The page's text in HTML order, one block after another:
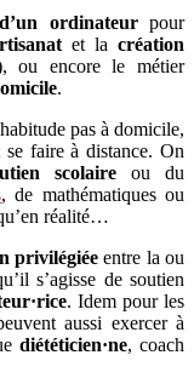
ordinateurpour
et lacréation
ou encore le métier
.
pas à domicile,
se faire à distance. On
scolaire ou du
, de mathématiques ou
réalité…
privilégiéeentre la ou
s’agisse de soutien
. Idem pour les
aussi exercer à
diététicien·ne, coach